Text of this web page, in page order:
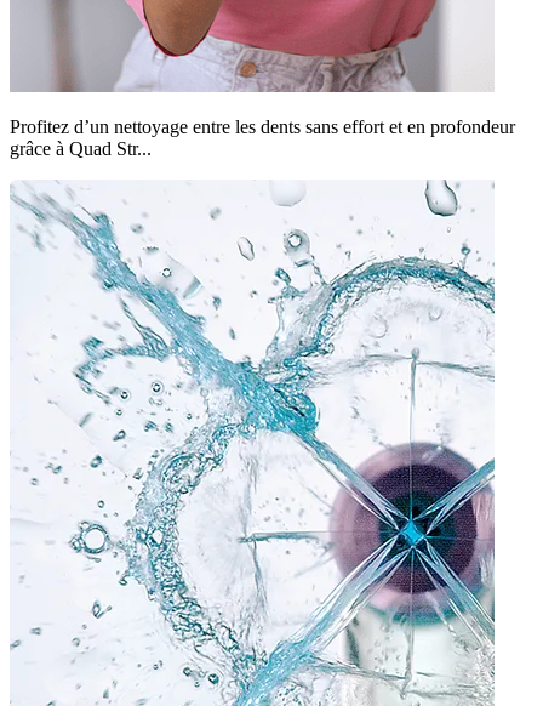
Profitez d’un nettoyage entre les dents sans effort et en profondeur
grâce à Quad Str...